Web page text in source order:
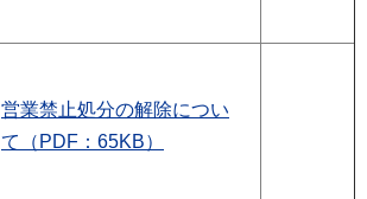
営業禁止処分の解除につい
て（PDF：65KB）